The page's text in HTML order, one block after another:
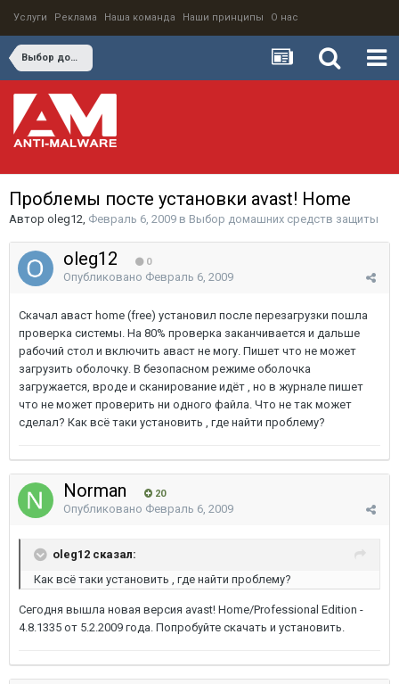
Услуги Реклама Наша команда Наши принципы О нас
Выбор домашних средств защиты
Проблемы посте установки avast! Home
Автор oleg12, Февраль 6, 2009 в Выбор домашних средств защиты
oleg12 0
Опубликовано Февраль 6, 2009
Скачал аваст home (free) установил после перезагрузки пошла
проверка системы. На 80% проверка заканчивается и дальше
рабочий стол и включить аваст не могу. Пишет что не может
загрузить оболочку. В безопасном режиме оболочка
загружается, вроде и сканирование идёт , но в журнале пишет
что не может проверить ни одного файла. Что не так может
сделал? Как всё таки установить , где найти проблему?
Norman 20
Опубликовано Февраль 6, 2009
oleg12 сказал:
Как всё таки установить , где найти проблему?
Сегодня вышла новая версия avast! Home/Professional Edition -
4.8.1335 от 5.2.2009 года. Попробуйте скачать и установить.